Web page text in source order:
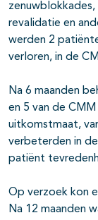
revalidatie en
werden 2
verloren, in de
Na 6 maanden
en 5 van de
uitkomstmaat,
verbeterden in
patiënt
Op verzoek kon
Na 12 maanden